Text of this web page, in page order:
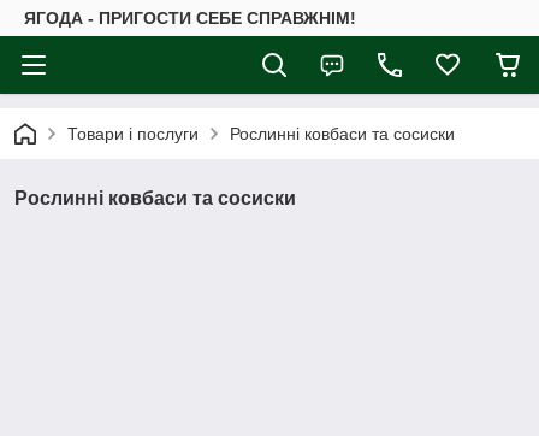
ЯГОДА - ПРИГОСТИ СЕБЕ СПРАВЖНІМ!
Товари і послуги Рослинні ковбаси та сосиски
Рослинні ковбаси та сосиски